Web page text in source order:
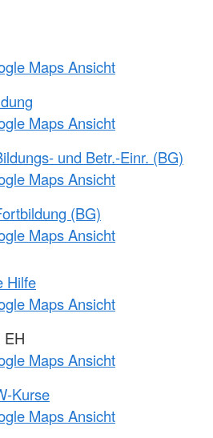
Maps Ansicht
Maps Ansicht
und Betr.-Einr. (BG)
Maps Ansicht
(BG)
Maps Ansicht
Hilfe
Maps Ansicht
EH
Maps Ansicht
Kurse
Maps Ansicht